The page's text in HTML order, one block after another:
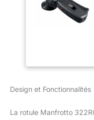
Design et Fonctionnalités
La rotule Manfrotto